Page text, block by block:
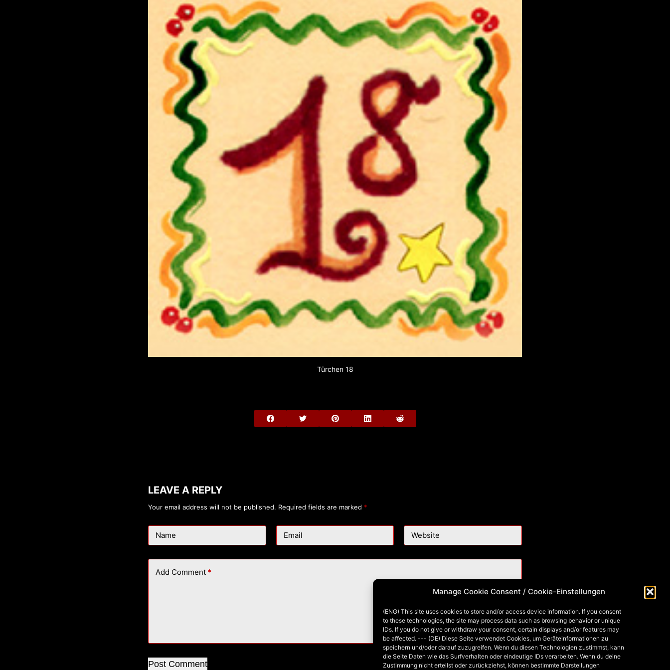
Manage Cookie Consent / Cookie-Einstellungen
(ENG) This site uses cookies to store and/or access device information. If you consent
to these technologies, the site may process data such as browsing behavior or unique
IDs. If you do not give or withdraw your consent, certain displays and/or features may
be affected. --- (DE) Diese Seite verwendet Cookies, um Geräteinformationen zu
speichern und/oder darauf zuzugreifen. Wenn du diesen Technologien zustimmst, kann
die Seite Daten wie das Surfverhalten oder eindeutige IDs verarbeiten. Wenn du deine
Zustimmung nicht erteilst oder zurückziehst, können bestimmte Darstellungen
Türchen 18
LEAVE A REPLY
Your email address will not be published. Required fields are marked *
Name Email Website
Add Comment *
Post Comment